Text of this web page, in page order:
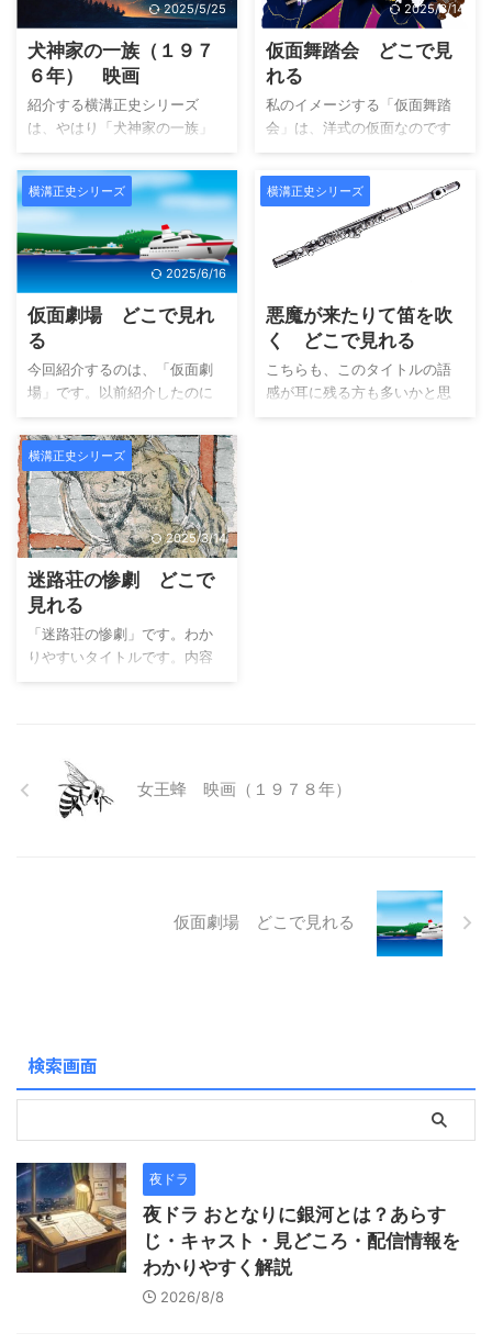
2025/5/25
犬神家の一族（１９７
６年） 映画
紹介する横溝正史シリーズ
は、やはり「犬神家の一族」
です。 年代によっては、夏に
プールで海で「犬神家の一
族」を演じた経験がある方も
多いと思います。 あれです！
映画化にあたり、かなり大人
の事情が錯綜したようです
が、ここは映画について紹介
します。ドラマでも放送され
ていますが、映画の方が私の
お気に入りのためです。お気
に入りポイントは、やはり犬
神家の家です、豪華です。襖
っており、出演役者さんも豪
華に感じます。 映画は、記念
すべき角川映画第１作目で
す。なお、二本立て作品タイ
トルが「岸壁の母 ...
2025/3/14
仮面舞踏会 どこで見
れる
私のイメージする「仮面舞踏
会」は、洋式の仮面なのです
が、この作品のイメージされ
る仮面は純和風の「能面 増
女（ぞうおんな）」です。劇
中の時代は昭和３５年と言う
設定で、戦後間も無くの設定
が多かった中、比較的新しい
和の時代にですが…）でも、劇
中の病院で看護師の方の停電
ク」が使用されています。違
和感を感じますが、その頃の
横溝正史シリーズ
2025/6/16
仮面劇場 どこで見れ
る
今回紹介するのは、「仮面劇
場」です。以前紹介したのに
「仮面舞踏会」と言うものが
ありますが、当然ですが別物
です。 こちらの作品は全4話の
構成です。私的には、こちら
の作品がこれまでの中で１
番、無理の無いストーリ展開
になっているように思えま
す。しかし、この作品が映像
化されているのは、この横溝
正史シリーズⅡのこの作品のみ
になります。しかし、コミッ
クとしては、昭和47年に連載
ん”が出演されています。池辺
良さんと言えば、「高倉健シ
リーズ」で ...
横溝正史シリーズ
悪魔が来たりて笛を吹
く どこで見れる
こちらも、このタイトルの語
感が耳に残る方も多いかと思
います。当時の子供達に大人
今回は前回と違い洋館です。
横溝正史シリーズ
2025/3/14
迷路荘の惨劇 どこで
見れる
「迷路荘の惨劇」です。わか
りやすいタイトルです。内容
も想像できそうです。「迷路
このタイトルでイメージする
のは、アガサクリスティーの
「スタイルズ荘の怪事件」で
た。ただ内容的には、複雑な
家庭でお金持ちだった場合
ざみの如く 棘あ ...
女王蜂 映画（１９７８年）
仮面劇場 どこで見れる
検索画面
夜ドラ
夜ドラ おとなりに銀河とは？あらす
じ・キャスト・見どころ・配信情報を
わかりやすく解説
2026/8/8